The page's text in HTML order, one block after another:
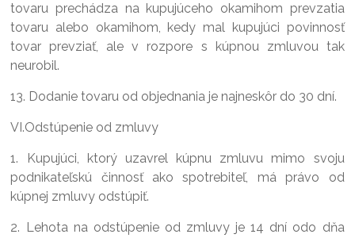
tovaru prechádza na kupujúceho okamihom prevzatia
tovaru alebo okamihom, kedy mal kupujúci povinnosť
tovar prevziať, ale v rozpore s kúpnou zmluvou tak
neurobil.
13. Dodanie tovaru od objednania je najneskôr do 30 dní.
VI.Odstúpenie od zmluvy
1. Kupujúci, ktorý uzavrel kúpnu zmluvu mimo svoju
podnikateľskú činnosť ako spotrebiteľ, má právo od
kúpnej zmluvy odstúpiť.
2. Lehota na odstúpenie od zmluvy je 14 dní odo dňa